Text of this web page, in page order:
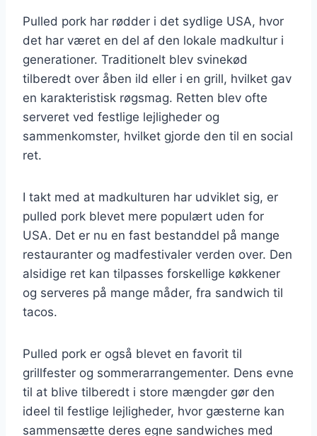
Pulled pork har rødder i det sydlige USA, hvor
det har været en del af den lokale madkultur i
generationer. Traditionelt blev svinekød
tilberedt over åben ild eller i en grill, hvilket gav
en karakteristisk røgsmag. Retten blev ofte
serveret ved festlige lejligheder og
sammenkomster, hvilket gjorde den til en social
ret.
I takt med at madkulturen har udviklet sig, er
pulled pork blevet mere populært uden for
USA. Det er nu en fast bestanddel på mange
restauranter og madfestivaler verden over. Den
alsidige ret kan tilpasses forskellige køkkener
og serveres på mange måder, fra sandwich til
tacos.
Pulled pork er også blevet en favorit til
grillfester og sommerarrangementer. Dens evne
til at blive tilberedt i store mængder gør den
ideel til festlige lejligheder, hvor gæsterne kan
sammensætte deres egne sandwiches med